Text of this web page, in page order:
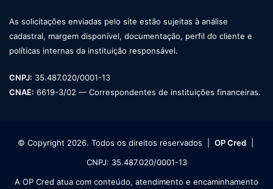
As solicitações enviadas pelo site estão sujeitas à análise
cadastral, margem disponível, documentação, perfil do cliente e
políticas internas da instituição responsável.
CNPJ: 35.487.020/0001-13
CNAE: 6619-3/02 — Correspondentes de instituições financeiras.
© Copyright 2026. Todos os direitos reservados | OP Cred|
CNPJ: 35.487.020/0001-13
A OP Cred atua com conteúdo, atendimento e encaminhamento